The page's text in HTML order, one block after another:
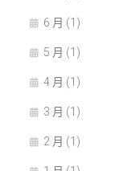
6 月 (1)
5 月 (1)
4 月 (1)
3 月 (1)
2 月 (1)